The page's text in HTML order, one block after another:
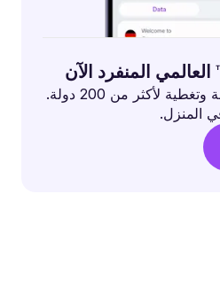
إعداد فوري وبيانات مرنة وتغطية لأكثر من 200 دولة.
المنزل.